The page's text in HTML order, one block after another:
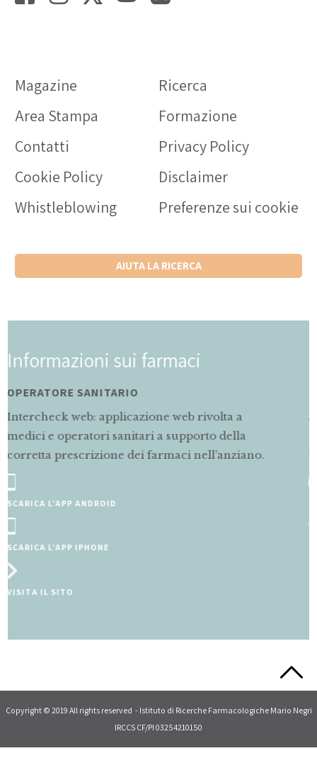
Magazine
Ricerca
Area Stampa
Formazione
Contatti
Privacy Policy
Cookie Policy
Disclaimer
Whistleblowing
Preferenze sui cookie
AIUTA LA RICERCA
a
della
Informazioni sui farmaci
MAMMA E BAMBINO
Servizio di informazioni rivolto alle
gravidanza e allattamento sul corretto
farmaci.
SCRIVI A MAMMAEBAMBINO@MARIONEGRI.IT
CONSULTA IL FORUM
Copyright © 2019 All rights reserved - Istituto di Ricerche Farmacologiche Mario Negri
IRCCS CF/PI 03254210150